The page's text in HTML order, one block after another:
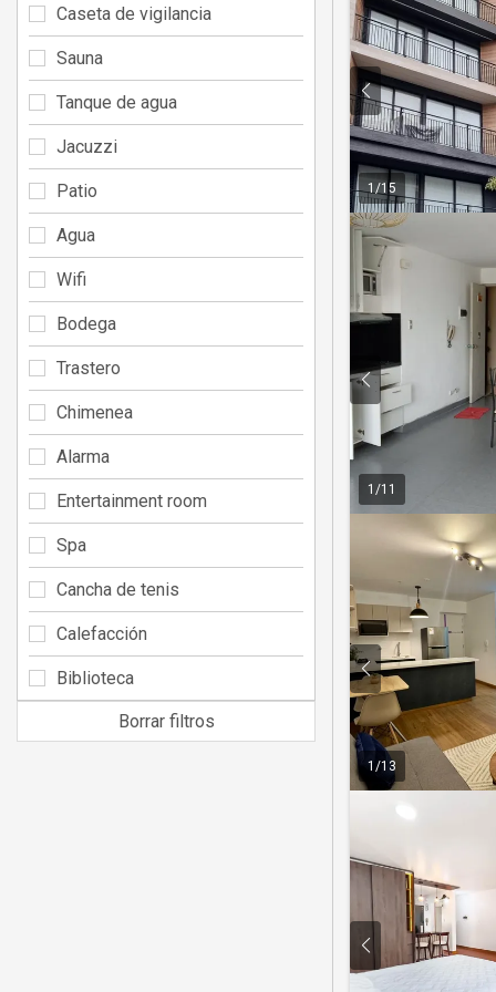
1 /15
1 /11
1 /13
Caseta de vigilancia
Sauna
Tanque de agua
Jacuzzi
Patio
Agua
Wifi
Bodega
Trastero
Chimenea
Alarma
Entertainment room
Spa
Cancha de tenis
Calefacción
Biblioteca
Borrar filtros